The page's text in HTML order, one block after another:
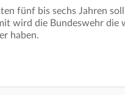
fünf bis sechs Jahren
wird die Bundeswehr die
haben.